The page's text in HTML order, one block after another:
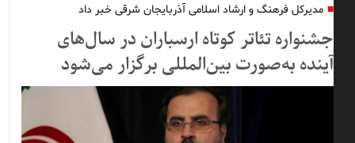
مدیرکل فرهنگ و ارشاد اسلامی آذربایجان شرقی خبر داد
جشنواره تئاتر کوتاه ارسباران در سال‌های
آینده به‌صورت بین‌المللی برگزار می‌شود